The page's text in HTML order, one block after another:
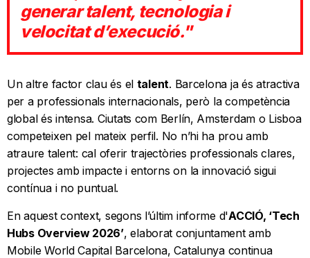
generar talent, tecnologia i
velocitat d’execució."
Un altre factor clau és el talent. Barcelona ja és atractiva
per a professionals internacionals, però la competència
global és intensa. Ciutats com Berlín, Amsterdam o Lisboa
competeixen pel mateix perfil. No n’hi ha prou amb
atraure talent: cal oferir trajectòries professionals clares,
projectes amb impacte i entorns on la innovació sigui
contínua i no puntual.
En aquest context, segons l’últim informe d'ACCIÓ, ‘Tech
Hubs Overview 2026’, elaborat conjuntament amb
Mobile World Capital Barcelona, Catalunya continua